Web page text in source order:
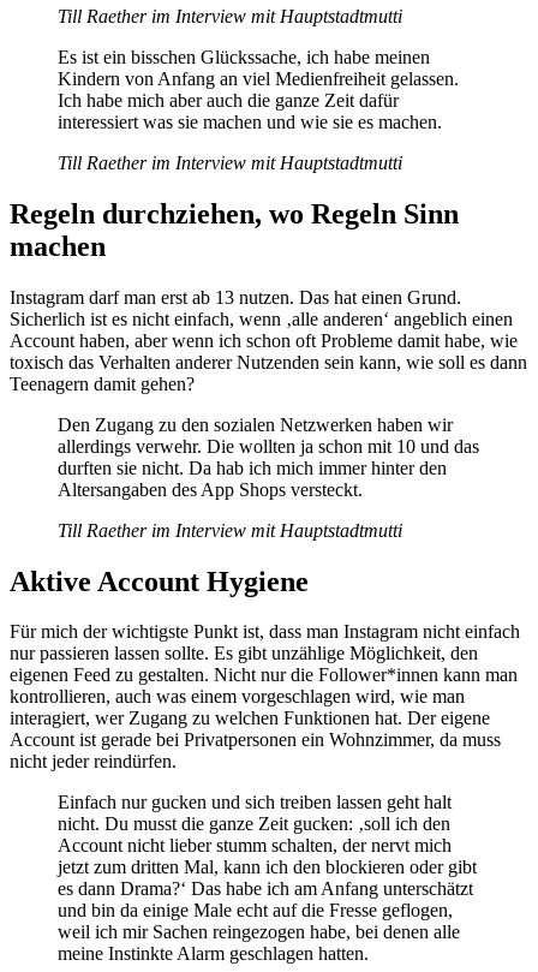
Till Raether im Interview mit Hauptstadtmutti
Es ist ein bisschen Glückssache, ich habe meinen
Kindern von Anfang an viel Medienfreiheit gelassen.
Ich habe mich aber auch die ganze Zeit dafür
interessiert was sie machen und wie sie es machen.
Till Raether im Interview mit Hauptstadtmutti
Regeln durchziehen, wo Regeln Sinn
machen
Instagram darf man erst ab 13 nutzen. Das hat einen Grund.
Sicherlich ist es nicht einfach, wenn ‚alle anderen‘ angeblich einen
Account haben, aber wenn ich schon oft Probleme damit habe, wie
toxisch das Verhalten anderer Nutzenden sein kann, wie soll es dann
Teenagern damit gehen?
Den Zugang zu den sozialen Netzwerken haben wir
allerdings verwehr. Die wollten ja schon mit 10 und das
durften sie nicht. Da hab ich mich immer hinter den
Altersangaben des App Shops versteckt.
Till Raether im Interview mit Hauptstadtmutti
Aktive Account Hygiene
Für mich der wichtigste Punkt ist, dass man Instagram nicht einfach
nur passieren lassen sollte. Es gibt unzählige Möglichkeit, den
eigenen Feed zu gestalten. Nicht nur die Follower*innen kann man
kontrollieren, auch was einem vorgeschlagen wird, wie man
interagiert, wer Zugang zu welchen Funktionen hat. Der eigene
Account ist gerade bei Privatpersonen ein Wohnzimmer, da muss
nicht jeder reindürfen.
Einfach nur gucken und sich treiben lassen geht halt
nicht. Du musst die ganze Zeit gucken: ‚soll ich den
Account nicht lieber stumm schalten, der nervt mich
jetzt zum dritten Mal, kann ich den blockieren oder gibt
es dann Drama?‘ Das habe ich am Anfang unterschätzt
und bin da einige Male echt auf die Fresse geflogen,
weil ich mir Sachen reingezogen habe, bei denen alle
meine Instinkte Alarm geschlagen hatten.